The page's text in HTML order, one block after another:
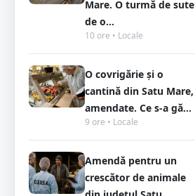
Mare. O turmă de sute
de o...
10 ore • Locale
O covrigărie și o
cantină din Satu Mare,
amendate. Ce s-a gă...
9 ore • Locale
Amendă pentru un
crescător de animale